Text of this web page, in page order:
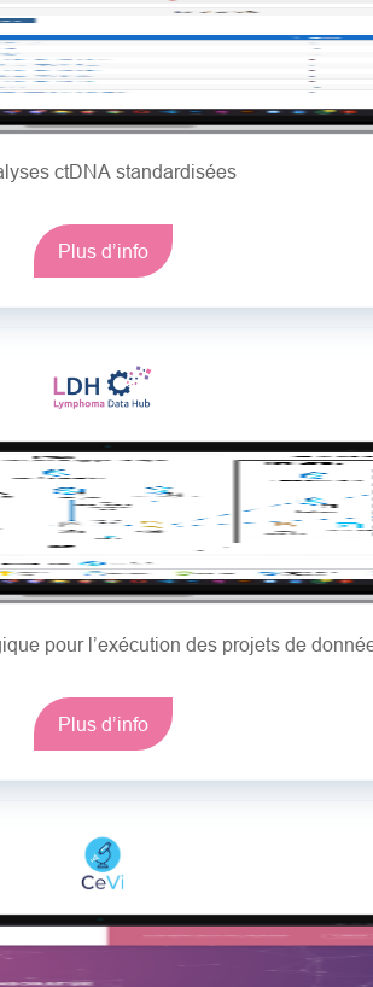
ctDNA standardisées
Plus d’info
pour l’exécution des projets de
Plus d’info